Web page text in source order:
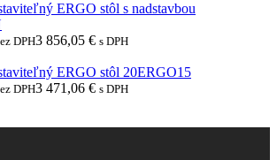
ERGO stôl s nadstavbou
DPH3 856,05 € s DPH
ERGO stôl 20ERGO15
DPH3 471,06 € s DPH